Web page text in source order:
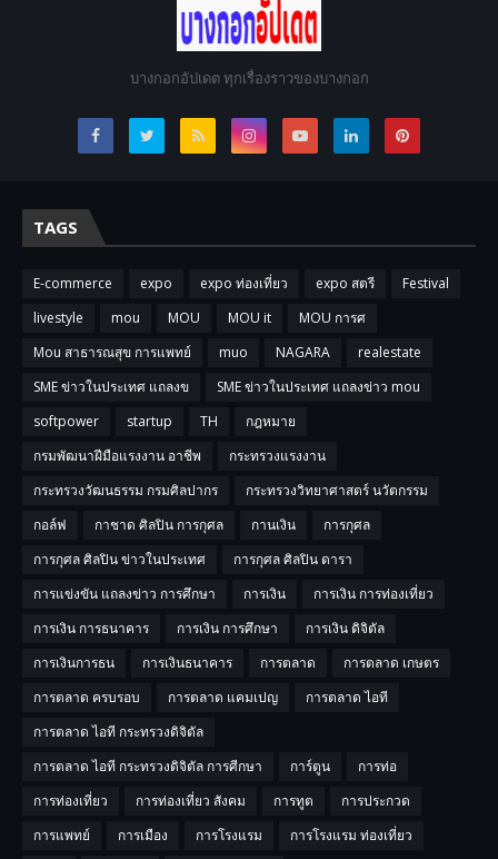
บางกอกอัปเดต ทุกเรื่องราวของบางกอก
TAGS
E-commerce expo expo ท่องเที่ยว expo สตรี
Festival
livestyle
mou MOU MOU it
MOU การศ
Mou สาธารณสุข การแพทย์
muo NAGARA
realestate
SME ข่าวในประเทศ แถลงข
SME ข่าวในประเทศ แถลงข่าว mou
softpower
startup TH
กฎหมาย
กรมพัฒนาฝีมือแรงงาน อาชีพ
กระทรวงแรงงาน
กระทรวงวัฒนธรรม กรมศิลปากร
กระทรวงวิทยาศาสตร์ นวัตกรรม
กอล์ฟ
กาชาด ศิลปิน การกุศล กานเงิน
การกุศล
การกุศล ศิลปิน ข่าวในประเทศ
การกุศล ศิลปิน ดารา
การแข่งขัน แถลงข่าว การศึกษา
การเงิน
การเงิน การท่องเที่ยว
การเงิน การธนาคาร
การเงิน การศึกษา
การเงิน ดิจิตัล
การเงินการธน
การเงินธนาคาร การตลาด
การตลาด เกษตร
การตลาด ครบรอบ
การตลาด แคมเปญ
การตลาด ไอที
การตลาด ไอที กระทรวงดิจิตัล
การตลาด ไอที กระทรวงดิจิตัล การศีกษา
การ์ตูน
การท่อ
การท่องเที่ยว
การท่องเที่ยว สังคม การทูต
การประกวด
การแพทย์
การเมือง การโรงแรม
การโรงแรม ท่องเที่ยว